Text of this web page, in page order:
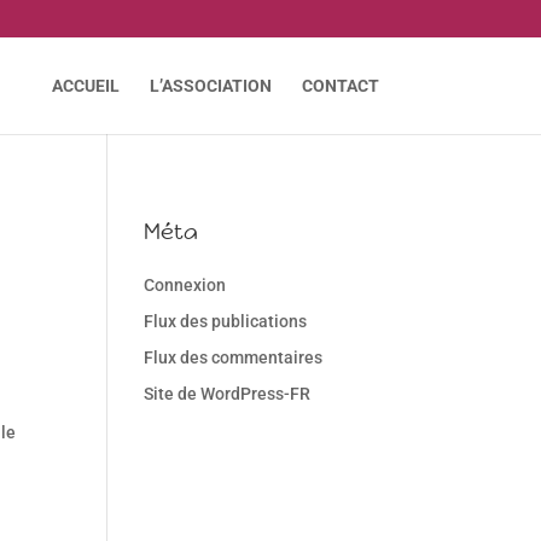
ACCUEIL L’ASSOCIATION CONTACT
Méta
Connexion
Flux des publications
Flux des commentaires
Site de WordPress-FR